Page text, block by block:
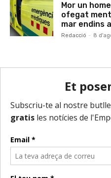
Mor un
ofegat
mar endins
Redacció - 8